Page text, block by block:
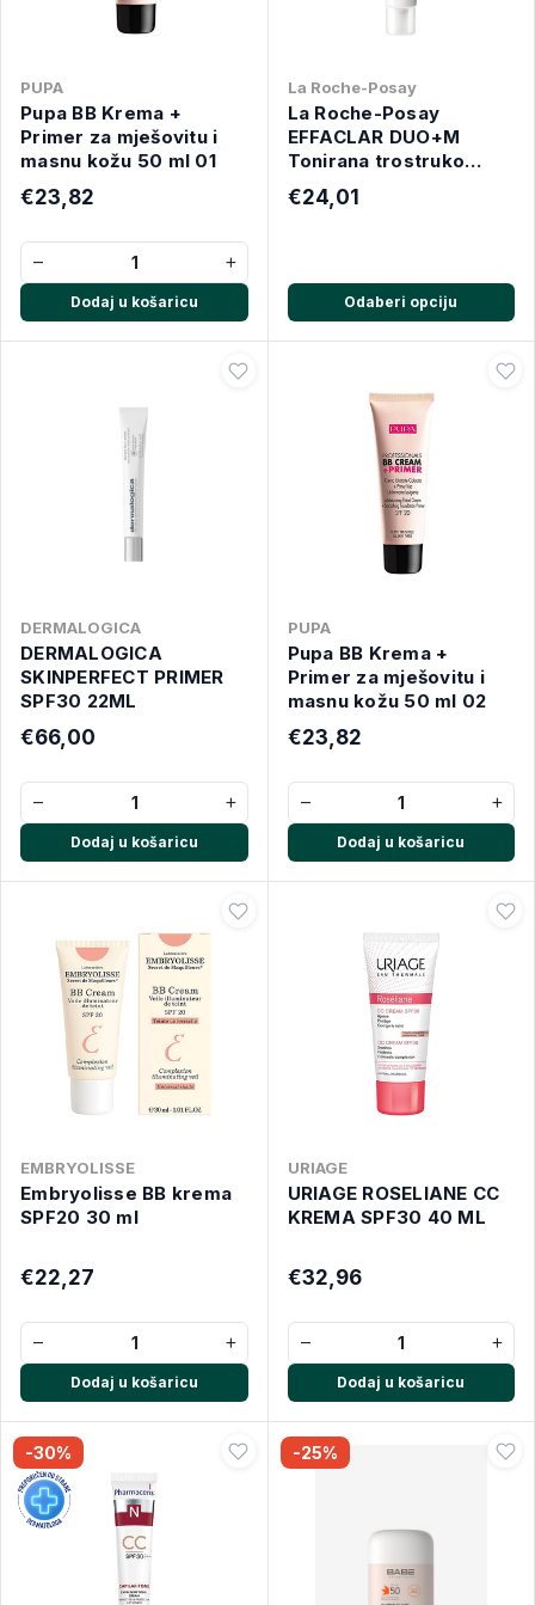
PUPA
Pupa BB Krema +
Primer za mješovitu i
masnu kožu 50 ml 01
€23,82
− +
Dodaj u košaricu
La Roche-Posay
La Roche-Posay
EFFACLAR DUO+M
Tonirana trostruko
korektivna njega protiv
nesavršenosti
€24,01
Odaberi opciju
DERMALOGICA
DERMALOGICA
SKINPERFECT PRIMER
SPF30 22ML
€66,00
− +
Dodaj u košaricu
PUPA
Pupa BB Krema +
Primer za mješovitu i
masnu kožu 50 ml 02
€23,82
− +
Dodaj u košaricu
EMBRYOLISSE
Embryolisse BB krema
SPF20 30 ml
€22,27
− +
Dodaj u košaricu
URIAGE
URIAGE ROSELIANE CC
KREMA SPF30 40 ML
€32,96
− +
Dodaj u košaricu
-30% -25%